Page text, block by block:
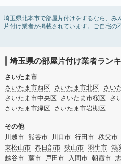
埼玉県北本市で部屋片付けをするなら、み
片付け業者が掲載されています。ご自宅の
の捜索などの依頼ができます。埼玉県北
う。部屋片付けはいつか着手しようと思っ
まいますが、不用品だと思っていたものに
ます。
ご自分で無理なくできる片付け方法やご実
すので、ぜひあわせてご覧ください。
埼玉県の部屋片付け業者ラン
さいたま市
さいたま市西区
さいたま市北区 さい
さいたま市中央区
さいたま市桜区 さ
さいたま市緑区
さいたま市岩槻区
その他
川越市 熊谷市 川口市 行田市 秩父市
東松山市 春日部市 狭山市 羽生市 鴻
越谷市 蕨市 戸田市 入間市 朝霞市